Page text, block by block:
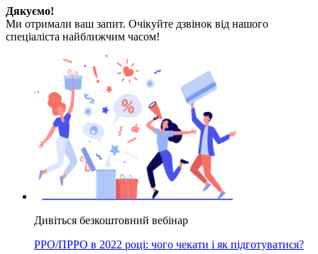
Дякуємо!
Ми отримали ваш запит. Очікуйте дзвінок від нашого
спеціаліста найближчим часом!
Дивіться безкоштовний вебінар
РРО/ПРРО в 2022 році: чого чекати і як підготуватися?